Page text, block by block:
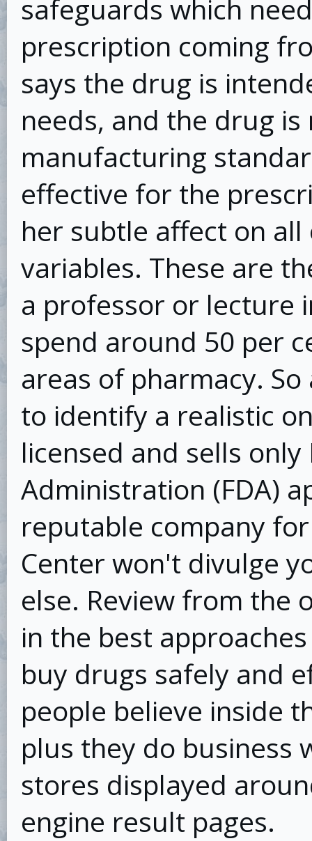
safeguards which
prescription coming
says the drug is
needs, and the drug
manufacturing
effective for the
her subtle affect on
variables. These are
a professor or lecture
spend around 50 per
areas of pharmacy.
to identify a realistic
licensed and sells
Administration (FDA)
reputable company
Center won't divulge
else. Review from the
in the best
buy drugs safely and
people believe inside
plus they do business
stores displayed
engine result pages.